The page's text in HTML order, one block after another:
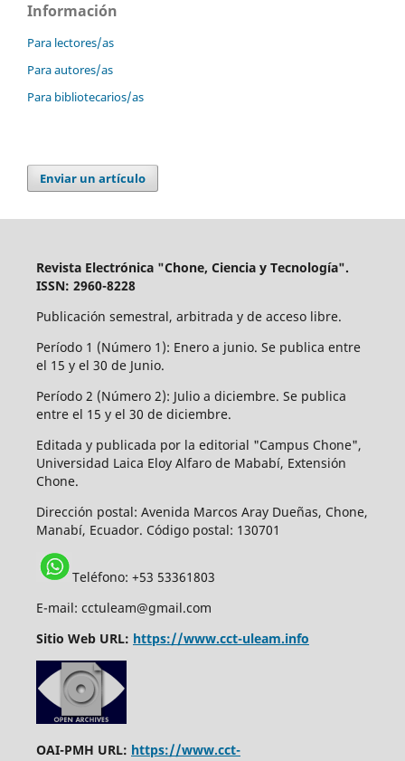
Información
Para lectores/as
Para autores/as
Para bibliotecarios/as
Enviar un artículo
Revista Electrónica "Chone, Ciencia y Tecnología".
ISSN: 2960-8228
Publicación semestral, arbitrada y de acceso libre.
Período 1 (Número 1): Enero a junio. Se publica entre
el 15 y el 30 de Junio.
Período 2 (Número 2): Julio a diciembre. Se publica
entre el 15 y el 30 de diciembre.
Editada y publicada por la editorial "Campus Chone",
Universidad Laica Eloy Alfaro de Mababí, Extensión
Chone.
Dirección postal: Avenida Marcos Aray Dueñas, Chone,
Manabí, Ecuador. Código postal: 130701
Teléfono: +53 53361803
E-mail: cctuleam@gmail.com
Sitio Web URL: https://www.cct-uleam.info
OAI-PMH URL: https://www.cct-